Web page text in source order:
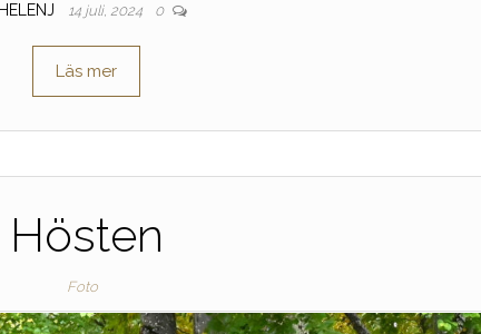
14 juli, 2024 0
Läs mer
Hösten
Foto